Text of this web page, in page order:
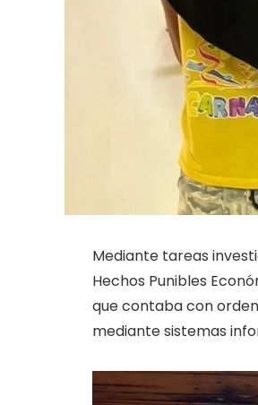
Mediante tareas
Hechos Punibles
que contaba con
mediante sistemas